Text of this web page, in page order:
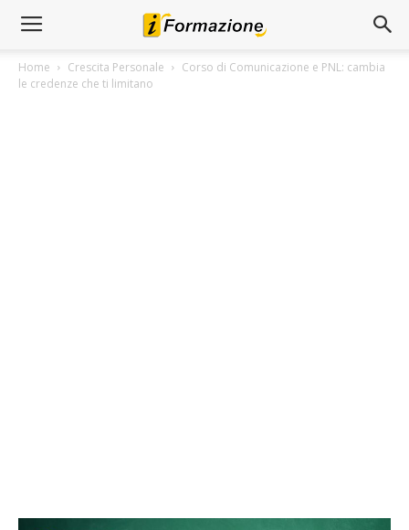
Home Crescita Personale
Corso di Comunicazione e PNL: cambia
le credenze che ti limitano